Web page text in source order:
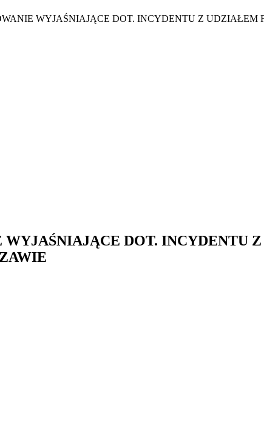
WYJAŚNIAJĄCE DOT. INCYDENTU Z
WYJAŚNIAJĄCE DOT. INCYDENTU